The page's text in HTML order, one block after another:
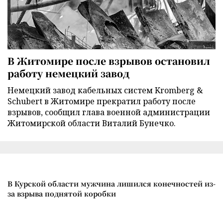
В Житомире после взрывов остановил
работу немецкий завод
Немецкий завод кабельных систем Kromberg &
Schubert в Житомире прекратил работу после
взрывов, сообщил глава военной администрации
Житомирской области Виталий Бунечко.
В Курской области мужчина лишился конечностей из-
за взрыва поднятой коробки